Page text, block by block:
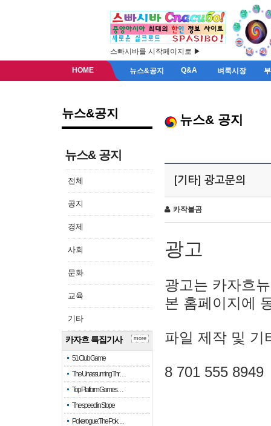
스빠시바를 시작페이지로 ▶
HOME 뉴스&공지 Q&A 벼룩시장
뉴스&공지
뉴스& 공지
전체
공지
경제
사회
문화
교육
기타
카자흐 특집기사
51 Club Game
The Unassuming Thr…
Top Platform Games…
The speed in Slope
Pokerogue: The Pok…
more
뉴스& 공지
[기타] 광고문의
카작불곰
광고
광고는 카자흐
본 홈페이지에
파일 제작 및 기
8 701 555 8949